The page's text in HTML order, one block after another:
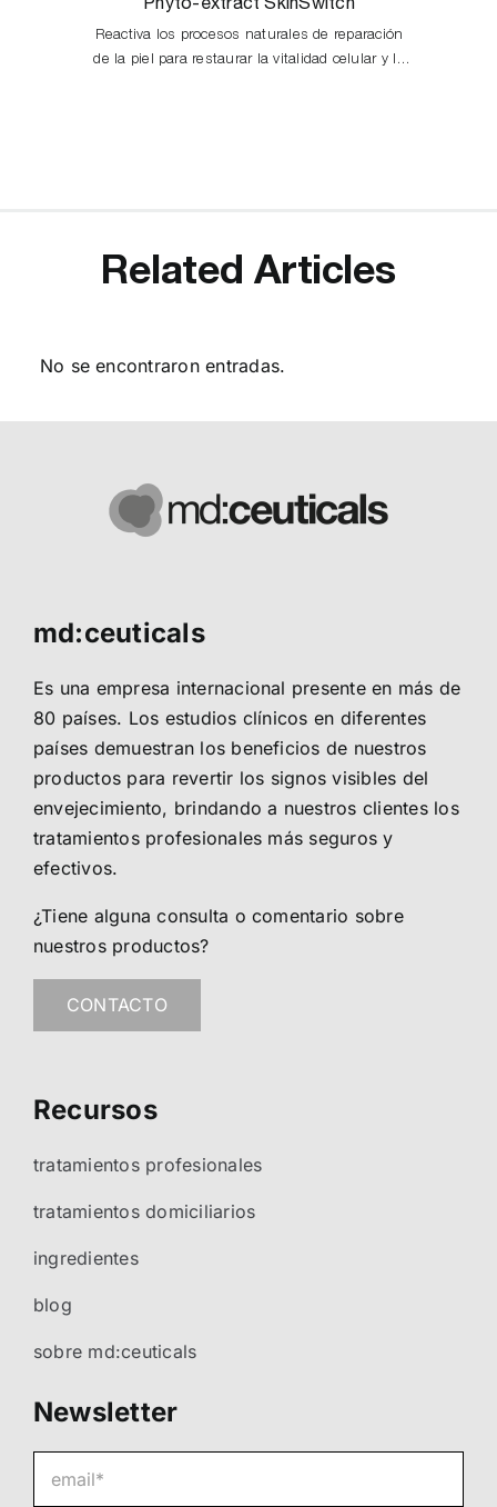
Reactiva los procesos naturales de reparación
de la piel para restaurar la vitalidad celular y la
Related Articles
No se encontraron entradas.
md:ceuticals
Es una empresa internacional presente en más de
80 países. Los estudios clínicos en diferentes
países demuestran los beneficios de nuestros
productos para revertir los signos visibles del
envejecimiento, brindando a nuestros clientes los
tratamientos profesionales más seguros y
efectivos.
¿Tiene alguna consulta o comentario sobre
nuestros productos?
CONTACTO
Recursos
tratamientos profesionales
tratamientos domiciliarios
ingredientes
blog
sobre md:ceuticals
Newsletter